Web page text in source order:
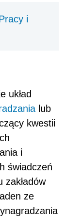
i
układ
lub
kwestii
i
świadczeń
zakładów
ze